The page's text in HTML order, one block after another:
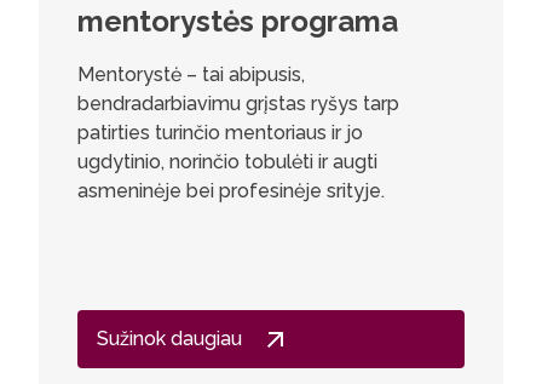
mentorystės programa
Mentorystė – tai abipusis,
bendradarbiavimu grįstas ryšys tarp
patirties turinčio mentoriaus ir jo
ugdytinio, norinčio tobulėti ir augti
asmeninėje bei profesinėje srityje.
Sužinok daugiau